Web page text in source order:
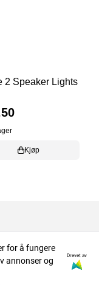
2 Speaker Lights
Kjøp
for å fungere
annonser og
Drevet av